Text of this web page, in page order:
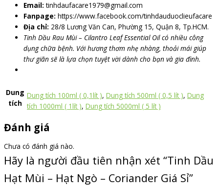
Email: tinhdaufacare1979@gmail.com
Fanpage: https://www.facebook.com/tinhdauduoclieufacare
Địa chỉ: 28/8 Lương Văn Can, Phường 15, Quận 8, Tp.HCM.
Tinh Dầu Rau Mùi – Cilantro Leaf Essential Oil có nhiều công
dụng chữa bệnh. Với hương thơm nhẹ nhàng, thoải mái giúp
thư giãn sẽ là lựa chọn tuyệt vời dành cho bạn và gia đình.
Dung
tích
Dung tích 100ml ( 0,1lít ), Dung tích 500ml ( 0,5 lít ), Dung
tích 1000ml ( 1lít ), Dung tích 5000ml ( 5 lít )
Đánh giá
Chưa có đánh giá nào.
Hãy là người đầu tiên nhận xét “Tinh Dầu
Hạt Mùi – Hạt Ngò – Coriander Giá Sỉ”